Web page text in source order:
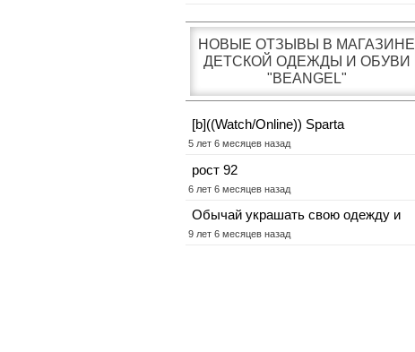
НОВЫЕ ОТЗЫВЫ В МАГАЗИНЕ
ДЕТСКОЙ ОДЕЖДЫ И ОБУВИ
"BEANGEL"
[b]((Watch/Online)) Sparta
5 лет 6 месяцев назад
рост 92
6 лет 6 месяцев назад
Обычай украшать свою одежду и
9 лет 6 месяцев назад